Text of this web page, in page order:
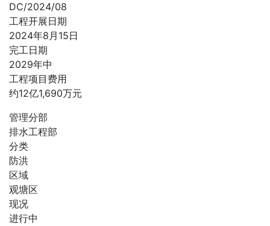
DC/2024/08
工程开展日期
2024年8月15日
完工日期
2029年中
工程项目费用
约12亿1,690万元
管理分部
排水工程部
分类
防洪
区域
观塘区
现况
进行中